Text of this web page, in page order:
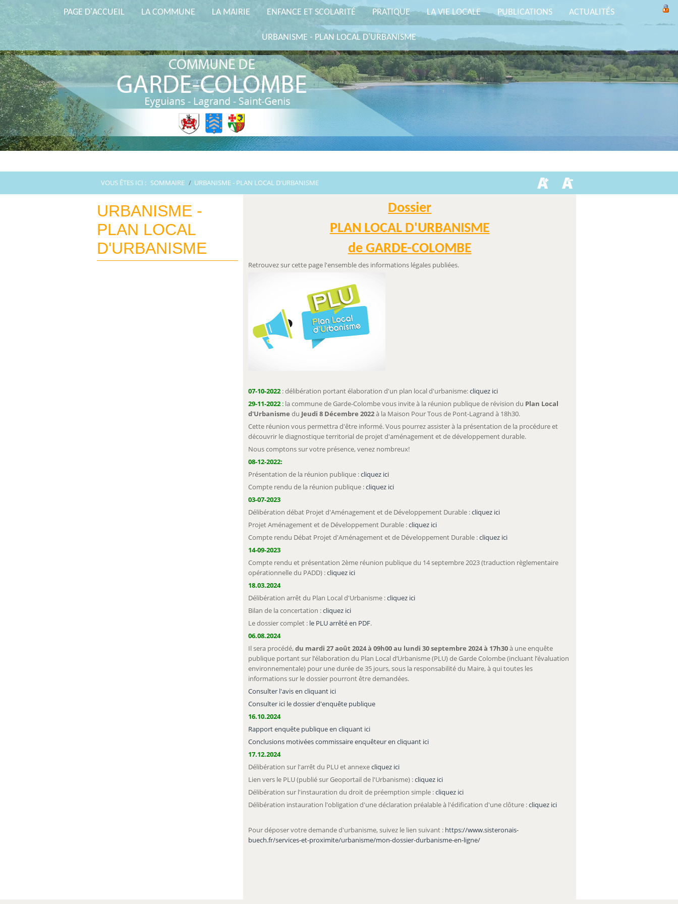
PAGE D'ACCUEIL LA COMMUNE LA MAIRIE ENFANCE ET SCOLARITÉ PRATIQUE LA VIE LOCALE PUBLICATIONS ACTUALITÉS
URBANISME - PLAN LOCAL D'URBANISME
VOUS ÊTES ICI : SOMMAIRE / URBANISME - PLAN LOCAL D'URBANISME
URBANISME -
PLAN LOCAL
D'URBANISME
Dossier
PLAN LOCAL D'URBANISME
de GARDE-COLOMBE
Retrouvez sur cette page l'ensemble des informations légales publiées.
07-10-2022 : délibération portant élaboration d'un plan local d'urbanisme:cliquez ici
29-11-2022 : la commune de Garde-Colombe vous invite à la réunion publique de révision du Plan Local
d'Urbanisme du Jeudi 8 Décembre 2022à la Maison Pour Tous de Pont-Lagrand à 18h30.
Cette réunion vous permettra d'être informé. Vous pourrez assister à la présentation de la procédure et
découvrir le diagnostique territorial de projet d'aménagement et de développement durable.
Nous comptons sur votre présence, venez nombreux!
08-12-2022:
Présentation de la réunion publique :cliquez ici
Compte rendu de la réunion publique :cliquez ici
03-07-2023
Délibération débat Projet d'Aménagement et de Développement Durable :cliquez ici
Projet Aménagement et de Développement Durable :cliquez ici
Compte rendu Débat Projet d'Aménagement et de Développement Durable :cliquez ici
14-09-2023
Compte rendu et présentation 2ème réunion publique du 14 septembre 2023 (traduction règlementaire
opérationnelle du PADD) :cliquez ici
18.03.2024
Délibération arrêt du Plan Local d'Urbanisme :cliquez ici
Bilan de la concertation :cliquez ici
Le dossier complet : le PLU arrêté en PDF.
06.08.2024
Il sera procédé,du mardi 27 août 2024 à 09h00 au lundi 30 septembre 2024 à 17h30à une enquête
publique portant sur l’élaboration du Plan Local d’Urbanisme (PLU) de Garde Colombe (incluant l’évaluation
environnementale) pour une durée de 35 jours, sous la responsabilité du Maire, à qui toutes les
informations sur le dossier pourront être demandées.
Consulter l'avis en cliquant ici
Consulter ici le dossier d'enquête publique
16.10.2024
Rapport enquête publique en cliquant ici
Conclusions motivées commissaire enquêteur en cliquant ici
17.12.2024
Délibération sur l'arrêt du PLU et annexecliquez ici
Lien vers le PLU (publié sur Geoportail de l'Urbanisme) :cliquez ici
Délibération sur l'instauration du droit de préemption simple :cliquez ici
Délibération instauration l'obligation d'une déclaration préalable à l'édification d'une clôture :cliquez ici
Pour déposer votre demande d'urbanisme, suivez le lien suivant : https://www.sisteronais-
buech.fr/services-et-proximite/urbanisme/mon-dossier-durbanisme-en-ligne/